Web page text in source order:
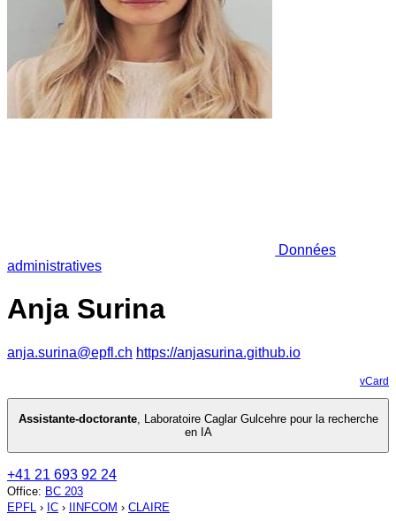
Données
administratives
Anja Surina
anja.surina@epfl.ch https://anjasurina.github.io
vCard
Assistante-doctorante, Laboratoire Caglar Gulcehre pour la recherche
en IA
+41 21 693 92 24
Office: BC 203
EPFL › IC › IINFCOM › CLAIRE